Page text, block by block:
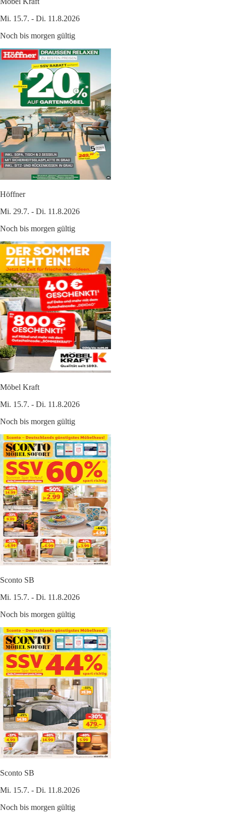
Mi. 15.7. - Di. 11.8.2026
Noch bis morgen gültig
Höffner
Mi. 29.7. - Di. 11.8.2026
Noch bis morgen gültig
Möbel Kraft
Mi. 15.7. - Di. 11.8.2026
Noch bis morgen gültig
Sconto SB
Mi. 15.7. - Di. 11.8.2026
Noch bis morgen gültig
Sconto SB
Mi. 15.7. - Di. 11.8.2026
Noch bis morgen gültig